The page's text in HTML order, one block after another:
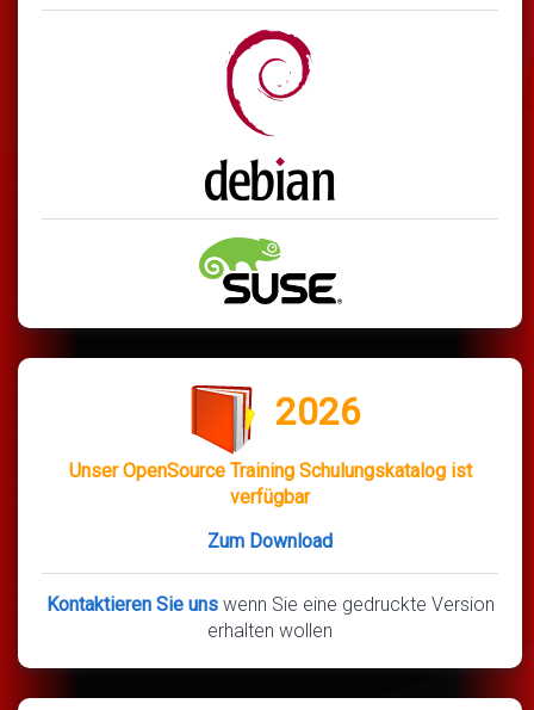
2026
Unser OpenSource Training Schulungskatalog ist
verfügbar
Zum Download
Kontaktieren Sie uns wenn Sie eine gedruckte Version
erhalten wollen